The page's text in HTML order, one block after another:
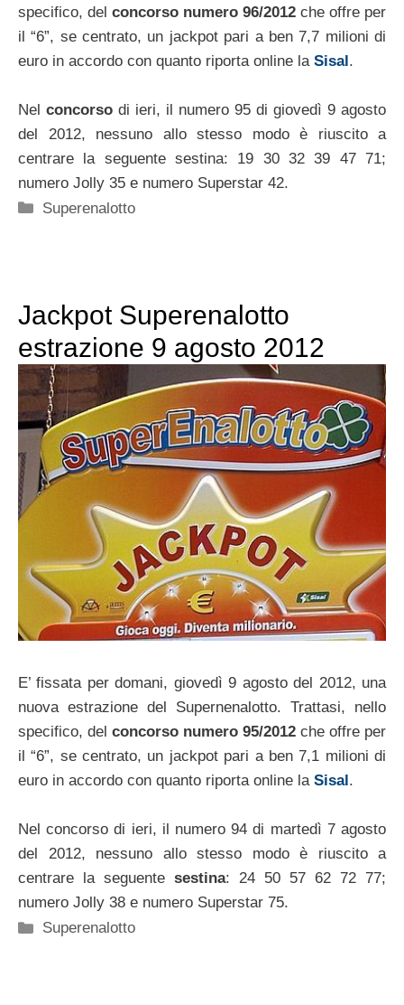
specifico, del concorso numero 96/2012 che offre per
il “6”, se centrato, un jackpot pari a ben 7,7 milioni di
euro in accordo con quanto riporta online la Sisal.
Nel concorso di ieri, il numero 95 di giovedì 9 agosto
del 2012, nessuno allo stesso modo è riuscito a
centrare la seguente sestina: 19 30 32 39 47 71;
numero Jolly 35 e numero Superstar 42.
Categorie
Superenalotto
Jackpot Superenalotto
estrazione 9 agosto 2012
E’ fissata per domani, giovedì 9 agosto del 2012, una
nuova estrazione del Supernenalotto. Trattasi, nello
specifico, del concorso numero 95/2012 che offre per
il “6”, se centrato, un jackpot pari a ben 7,1 milioni di
euro in accordo con quanto riporta online la Sisal .
Nel concorso di ieri, il numero 94 di martedì 7 agosto
del 2012, nessuno allo stesso modo è riuscito a
centrare la seguente sestina: 24 50 57 62 72 77;
numero Jolly 38 e numero Superstar 75.
Categorie
Superenalotto